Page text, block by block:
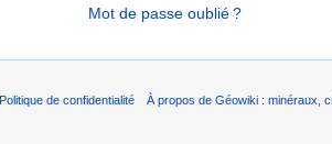
Mot de passe oublié ?
Politique de confidentialité À propos de Géowiki : minéraux,